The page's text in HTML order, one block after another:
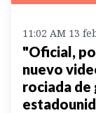
11:02 AM 13
"Oficial,
nuevo
rociada de